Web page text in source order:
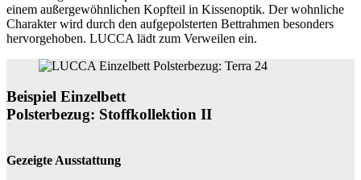
einem außergewöhnlichen Kopfteil in Kissenoptik. Der wohnliche
Charakter wird durch den aufgepolsterten Bettrahmen besonders
hervorgehoben. LUCCA lädt zum Verweilen ein.
Beispiel Einzelbett
Polsterbezug: Stoffkollektion II
Gezeigte Ausstattung